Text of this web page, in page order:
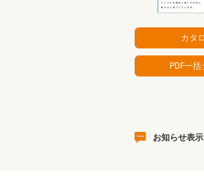
お知らせ表示